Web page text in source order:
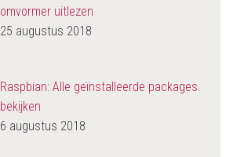
omvormer uitlezen
25 augustus 2018
Raspbian: Alle geïnstalleerde packages
bekijken
6 augustus 2018